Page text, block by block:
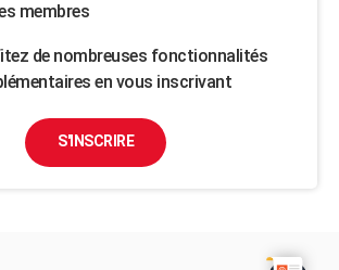
membres
de nombreuses fonctionnalités
en vous inscrivant
S'INSCRIRE